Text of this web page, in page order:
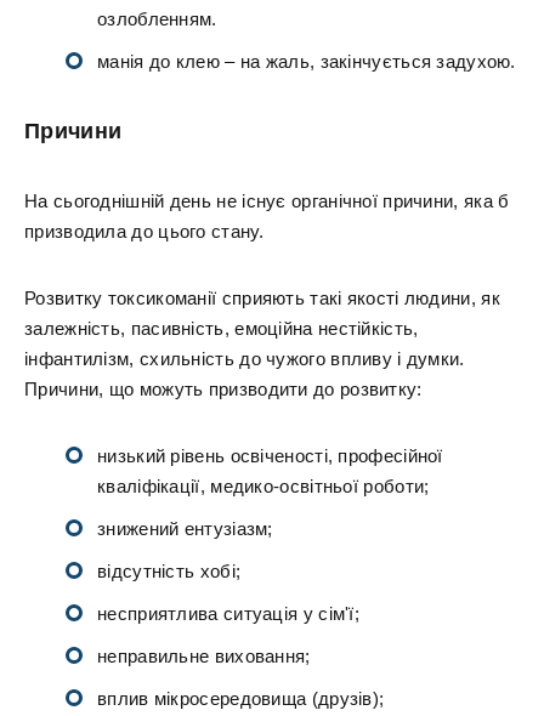
озлобленням.
манія до клею – на жаль, закінчується задухою.
Причини
На сьогоднішній день не існує органічної причини, яка б
призводила до цього стану.
Розвитку токсикоманії сприяють такі якості людини, як
залежність, пасивність, емоційна нестійкість,
інфантилізм, схильність до чужого впливу і думки.
Причини, що можуть призводити до розвитку:
низький рівень освіченості, професійної
кваліфікації, медико-освітньої роботи;
знижений ентузіазм;
відсутність хобі;
несприятлива ситуація у сім'ї;
неправильне виховання;
вплив мікросередовища (друзів);